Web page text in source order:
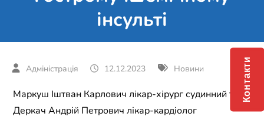
інсульті
12.12.2023 Новини
Маркуш Іштван Карлович лікар-хірург судинний та
Деркач Андрій Петрович лікар-кардіолог
Контакти